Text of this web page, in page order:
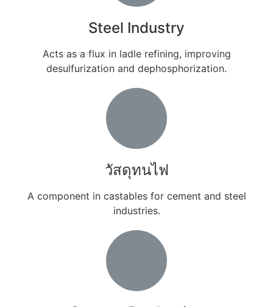
Steel Industry​
Acts as a flux in ladle refining, improving
desulfurization and dephosphorization.
วัสดุทนไฟ
A component in castables for cement and steel
industries.